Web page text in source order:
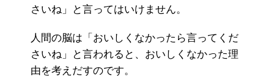
さいね」と言ってはいけません。
人間の脳は「おいしくなかったら言ってくだ
さいね」と言われると、おいしくなかった理
由を考えだすのです。